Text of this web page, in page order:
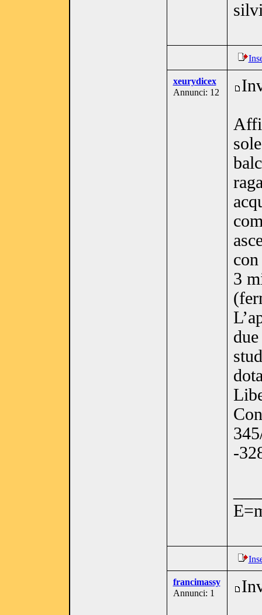
xeurydicex
Annunci: 12
3
-
francimassy
Annunci: 1